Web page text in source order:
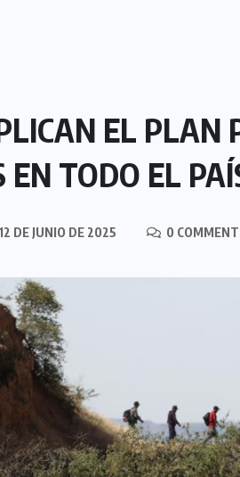
EL PLAN
EN TODO EL
12 DE JUNIO DE 2025 0